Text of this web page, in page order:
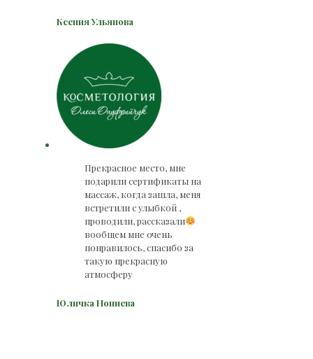
Ксения Ульянова
Прекрасное место, мне
подарили сертификаты на
массаж, когда зашла, меня
встретили с улыбкой ,
проводили, рассказали
вообщем мне очень
понравилось, спасибо за
такую прекрасную
атмосферу
Юличка Нониева